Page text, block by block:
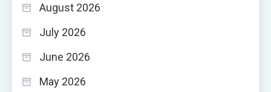
August 2026
July 2026
June 2026
May 2026